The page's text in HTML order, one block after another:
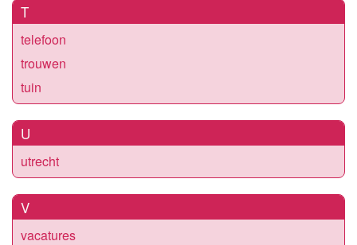
T
telefoon
trouwen
tuin
U
utrecht
V
vacatures